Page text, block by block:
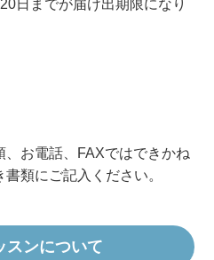
日までが届け出期限になり
、お電話、FAXではできかね
類にご記入ください。
スンについて